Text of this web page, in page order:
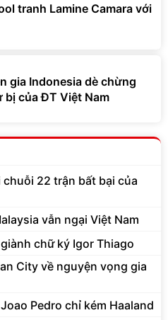
tranh Lamine Camara với
gia Indonesia dè chừng
bị của ĐT Việt Nam
chuỗi 22 trận bất bại của
vẫn ngại Việt Nam
chữ ký Igor Thiago
City về nguyện vọng gia
Pedro chỉ kém Haaland